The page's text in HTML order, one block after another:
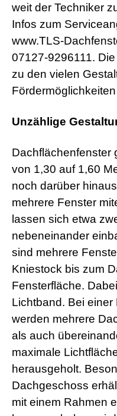
weit der Techniker
Infos zum
www.TLS-
07127-9296111.
zu den vielen
Unzählige
Dachflächenfenster
von 1,30 auf 1,60
noch darüber
mehrere Fenster
lassen sich etwa
nebeneinander
sind mehrere
Kniestock bis zum
Fensterfläche.
Lichtband. Bei
werden mehrere
als auch
maximale
herausgeholt.
Dachgeschoss
mit einem Rahmen